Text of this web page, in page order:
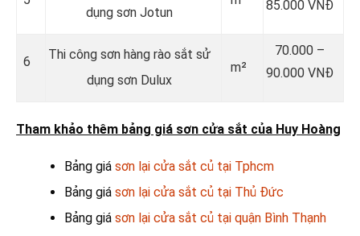
dụng sơn Jotun
85.000 VNĐ
6
Thi công sơn hàng rào sắt sử
dụng sơn Dulux
m²
70.000 –
90.000 VNĐ
Tham khảo thêm bảng giá sơn cửa sắt của Huy Hoàng
Bảng giá sơn lại cửa sắt củ tại Tphcm
Bảng giá sơn lại cửa sắt củ tại Thủ Đức
Bảng giá sơn lại cửa sắt củ tại quận Bình Thạnh